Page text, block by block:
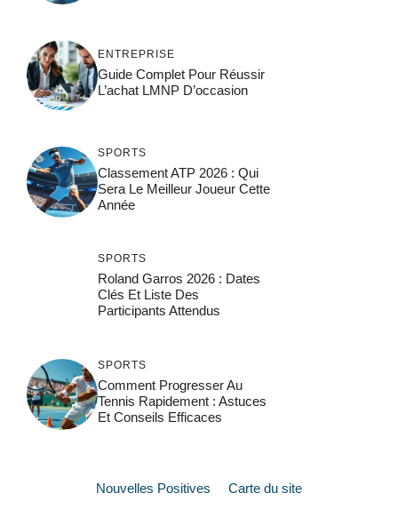
ENTREPRISE
Guide Complet Pour Réussir
L’achat LMNP D’occasion
SPORTS
Classement ATP 2026 : Qui
Sera Le Meilleur Joueur Cette
Année
SPORTS
Roland Garros 2026 : Dates
Clés Et Liste Des
Participants Attendus
SPORTS
Comment Progresser Au
Tennis Rapidement : Astuces
Et Conseils Efficaces
Nouvelles Positives Carte du site